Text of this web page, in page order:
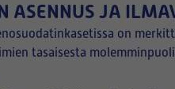
ASENNUS JA
on
tasaisesta